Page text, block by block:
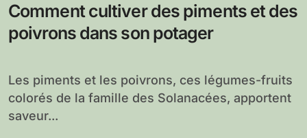
Comment cultiver des piments et des
poivrons dans son potager
Les piments et les poivrons, ces légumes-fruits
colorés de la famille des Solanacées, apportent
saveur...